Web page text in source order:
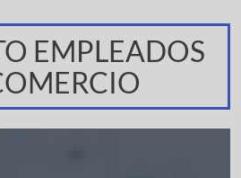
EMPLEADOS